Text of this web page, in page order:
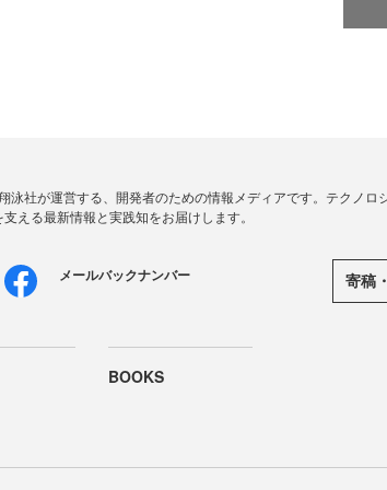
泳社が運営する、開発者のための情報メディアです。テクノ
える最新情報と実践知をお届けします。
メールバックナンバー 寄稿
BOOKS